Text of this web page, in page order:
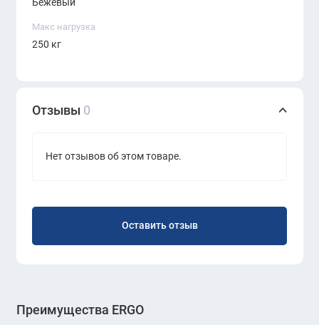
комфорт, элегантность и функциональность. Он
станет идеальным дополнением к вашему интерьеру,
создавая уютную и стильную обстановку.
Бежевый
Макс нагрузка
250 кг
Отзывы 0
Нет отзывов об этом товаре.
Оставить отзыв
Преимущества ERGO